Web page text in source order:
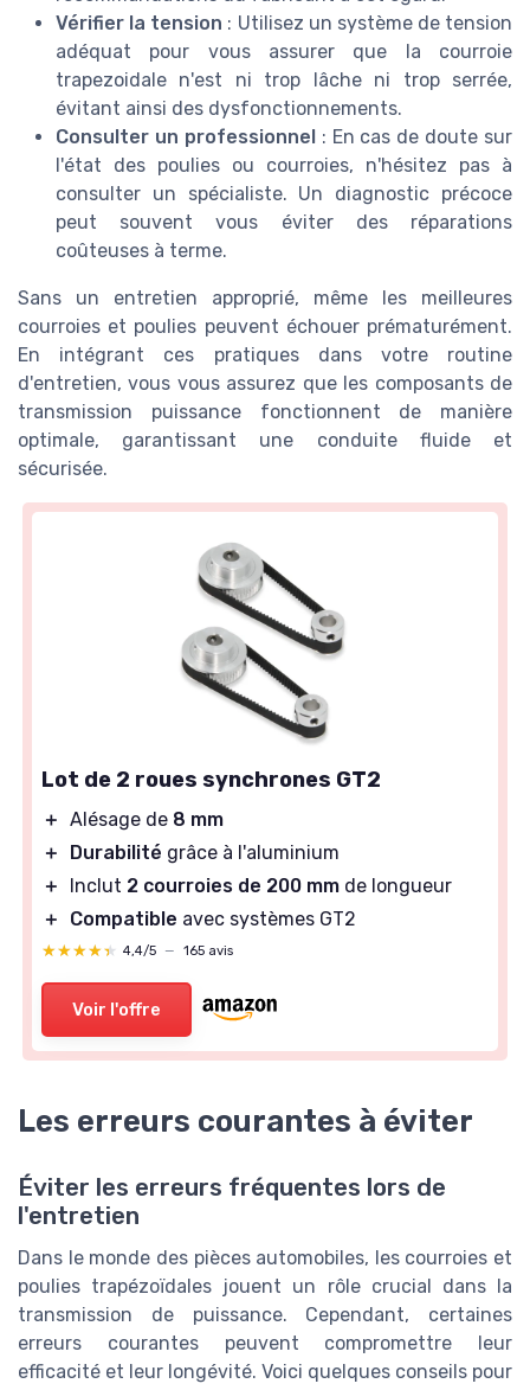
Vérifier la tension : Utilisez un système de tension
adéquat pour vous assurer que la courroie
trapezoidale n'est ni trop lâche ni trop serrée,
évitant ainsi des dysfonctionnements.
Consulter un professionnel : En cas de doute sur
l'état des poulies ou courroies, n'hésitez pas à
consulter un spécialiste. Un diagnostic précoce
peut souvent vous éviter des réparations
coûteuses à terme.
Sans un entretien approprié, même les meilleures
courroies et poulies peuvent échouer prématurément.
En intégrant ces pratiques dans votre routine
d'entretien, vous vous assurez que les composants de
transmission puissance fonctionnent de manière
optimale, garantissant une conduite fluide et
sécurisée.
Lot de 2 roues synchrones GT2
＋ Alésage de 8 mm
＋
Durabilité grâce à l'aluminium
＋
Inclut 2 courroies de 200 mm de longueur
＋
Compatible avec systèmes GT2
★★★★★
★★★★★ 4,4/5 — 165 avis
Voir l'offre
Les erreurs courantes à éviter
Éviter les erreurs fréquentes lors de
l'entretien
Dans le monde des pièces automobiles, les courroies et
poulies trapézoïdales jouent un rôle crucial dans la
transmission de puissance. Cependant, certaines
erreurs courantes peuvent compromettre leur
efficacité et leur longévité. Voici quelques conseils pour